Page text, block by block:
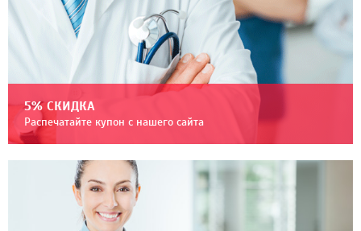
5% СКИДКА
Распечатайте купон с нашего сайта